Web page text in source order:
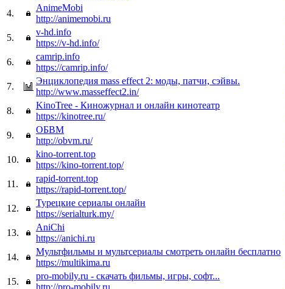
4.
AnimeMobi
http://animemobi.ru
5.
v-hd.info
https://v-hd.info/
6.
camrip.info
https://camrip.info/
7.
Энциклопедия mass effect 2: моды, патчи, сэйвы.
http://www.masseffect2.in/
8.
KinoTree - Киножурнал и онлайн кинотеатр
https://kinotree.ru/
9.
ОБВМ
http://obvm.ru/
10.
kino-torrent.top
https://kino-torrent.top/
11.
rapid-torrent.top
https://rapid-torrent.top/
12.
Турецкие сериалы онлайн
https://serialturk.my/
13.
AniChi
https://anichi.ru
14.
Мультфильмы и мультсериалы смотреть онлайн бесплатно
https://multikima.ru
15.
pro-mobily.ru - скачать фильмы, игры, софт...
http://pro-mobily.ru